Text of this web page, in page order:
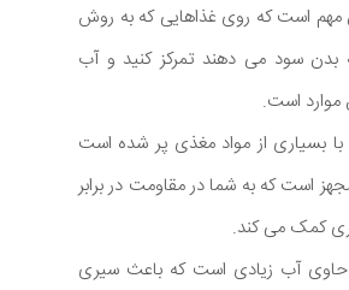
است که روی غذاهایی که به روش
سود می دهند تمرکز کنید و آب
موارد است.
با بسیاری از مواد مغذی پر شده است
است که به شما در مقاومت در برابر
کمک می کند.
آب زیادی است که باعث سیری